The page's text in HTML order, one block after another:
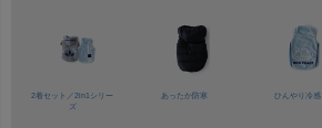
2着セット／2in1シリー
ズ
あったか防寒 ひんやり冷感